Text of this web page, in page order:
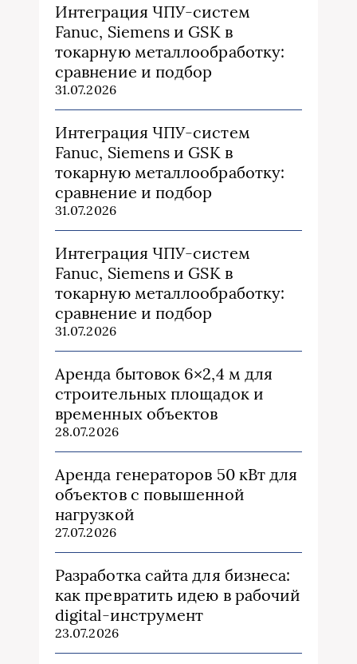
Интеграция ЧПУ-систем
Fanuc, Siemens и GSK в
токарную металлообработку:
сравнение и подбор
31.07.2026
Интеграция ЧПУ-систем
Fanuc, Siemens и GSK в
токарную металлообработку:
сравнение и подбор
31.07.2026
Интеграция ЧПУ-систем
Fanuc, Siemens и GSK в
токарную металлообработку:
сравнение и подбор
31.07.2026
Аренда бытовок 6×2,4 м для
строительных площадок и
временных объектов
28.07.2026
Аренда генераторов 50 кВт для
объектов с повышенной
нагрузкой
27.07.2026
Разработка сайта для бизнеса:
как превратить идею в рабочий
digital-инструмент
23.07.2026